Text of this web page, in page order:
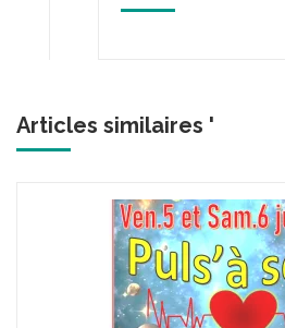
Articles similaires '